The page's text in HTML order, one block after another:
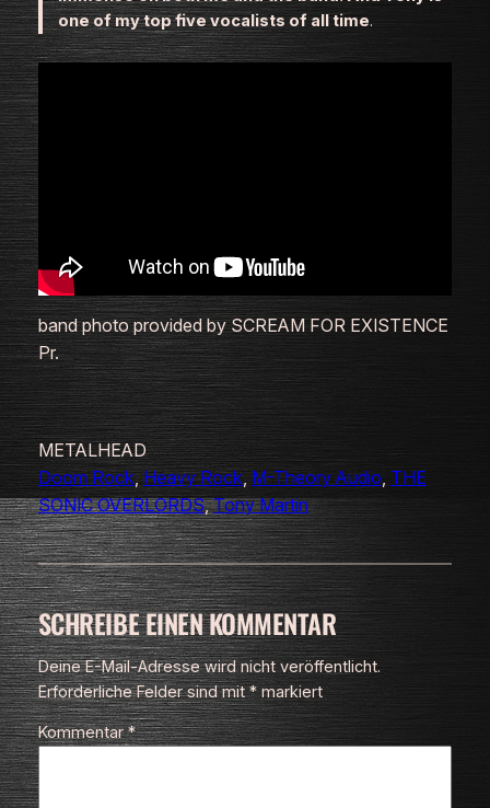
one of my top five vocalists of all time.
band photo provided by SCREAM FOR EXISTENCE
Pr.
METALHEAD
Doom Rock, Heavy Rock, M-Theory Audio, THE
SONIC OVERLORDS, Tony Martin
SCHREIBE EINEN KOMMENTAR
Deine E-Mail-Adresse wird nicht veröffentlicht.
Erforderliche Felder sind mit*markiert
Kommentar*